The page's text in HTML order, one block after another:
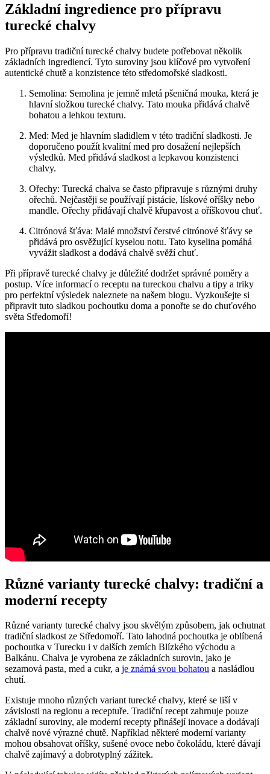
Základní ingredience pro přípravu
turecké chalvy
Pro přípravu tradiční turecké chalvy budete potřebovat několik
základních ingrediencí. Tyto suroviny jsou klíčové pro vytvoření
autentické chutě a konzistence této středomořské sladkosti.
Semolina: Semolina je jemně mletá pšeničná mouka, která je
hlavní složkou turecké chalvy. Tato mouka přidává chalvě
bohatou a lehkou texturu.
Med: Med je hlavním sladidlem v této tradiční sladkosti. Je
doporučeno použít kvalitní med pro dosažení nejlepších
výsledků. Med přidává sladkost a lepkavou konzistenci
chalvy.
Ořechy: Turecká chalva se často připravuje s různými druhy
ořechů. Nejčastěji se používají pistácie, lískové oříšky nebo
mandle. Ořechy přidávají chalvě křupavost a oříškovou chuť.
Citrónová šťáva: Malé množství čerstvé citrónové šťávy se
přidává pro osvěžující kyselou notu. Tato kyselina pomáhá
vyvážit sladkost a dodává chalvě svěží chuť.
Při přípravě turecké chalvy je důležité dodržet správné poměry a
postup. Více informací o receptu na tureckou chalvu a tipy a triky
pro perfektní výsledek naleznete na našem blogu. Vyzkoušejte si
připravit tuto sladkou pochoutku doma a ponořte se do chuťového
světa Středomoří!
Různé varianty turecké chalvy: tradiční a
moderní recepty
Různé varianty turecké chalvy jsou skvělým způsobem, jak ochutnat
tradiční sladkost ze Středomoří. Tato lahodná pochoutka je oblíbená
pochoutka v Turecku i v dalších zemích Blízkého východu a
Balkánu. Chalva je vyrobena ze základních surovin, jako je
sezamová pasta, med a cukr, a je známá svou bohatou a nasládlou
chutí.
Existuje mnoho různých variant turecké chalvy, které se liší v
závislosti na regionu a receptuře. Tradiční recept zahrnuje pouze
základní suroviny, ale moderní recepty přinášejí inovace a dodávají
chalvě nové výrazné chutě. Například některé moderní varianty
mohou obsahovat oříšky, sušené ovoce nebo čokoládu, které dávají
chalvě zajímavý a dobrotyplný zážitek.